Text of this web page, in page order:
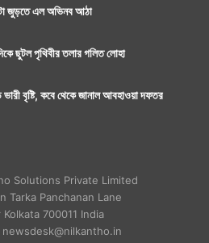
জুড়তে এল অভিনব আঠা
ছুটল পৃথিবীর তলার গলিত লোহা
ভারী বৃষ্টি, কবে থেকে জানাল আবহাওয়া দফতর
Solutions Private Limited
Tarka Panchanan Lane
700011 India